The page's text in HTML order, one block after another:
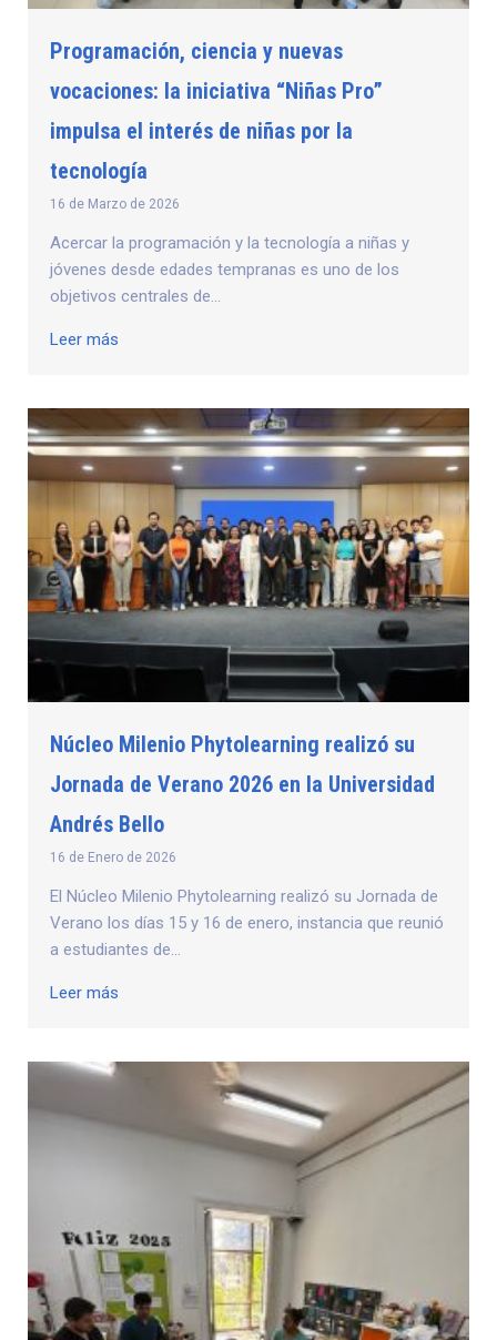
Programación, ciencia y nuevas
vocaciones: la iniciativa “Niñas Pro”
impulsa el interés de niñas por la
tecnología
16 de Marzo de 2026
Acercar la programación y la tecnología a niñas y
jóvenes desde edades tempranas es uno de los
objetivos centrales de...
Leer más
Núcleo Milenio Phytolearning realizó su
Jornada de Verano 2026 en la Universidad
Andrés Bello
16 de Enero de 2026
El Núcleo Milenio Phytolearning realizó su Jornada de
Verano los días 15 y 16 de enero, instancia que reunió
a estudiantes de...
Leer más